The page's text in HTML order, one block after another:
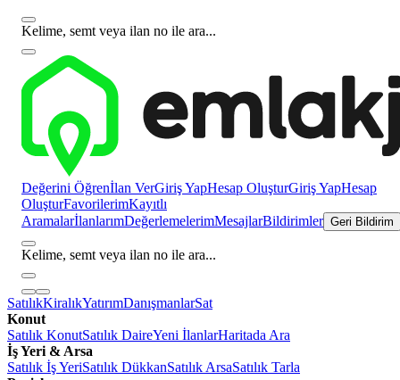
Kelime, semt veya ilan no ile ara...
Değerini Öğrenİlan VerGiriş YapHesap OluşturGiriş YapHesap
OluşturFavorilerimKayıtlı
AramalarİlanlarımDeğerlemelerimMesajlarBildirimler Geri Bildirim
Kelime, semt veya ilan no ile ara...
SatılıkKiralıkYatırımDanışmanlarSat
Konut
Satılık KonutSatılık DaireYeni İlanlarHaritada Ara
İş Yeri & Arsa
Satılık İş YeriSatılık DükkanSatılık ArsaSatılık Tarla